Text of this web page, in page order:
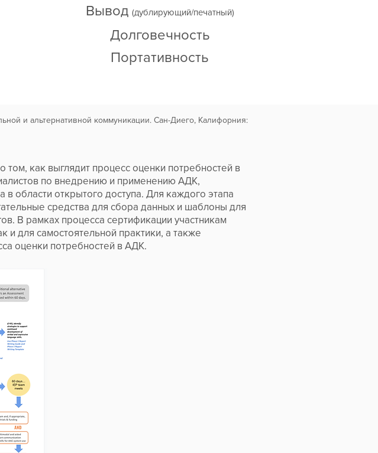
Вывод (дублирующий/печатный)
Долговечность
Портативность
и альтернативной коммуникации. Сан-Диего, Калифорния:
как выглядит процесс оценки потребностей в
по внедрению и применению АДК,
области открытого доступа. Для каждого этапа
средства для сбора данных и шаблоны для
В рамках процесса сертификации участникам
и для самостоятельной практики, а также
оценки потребностей в АДК.